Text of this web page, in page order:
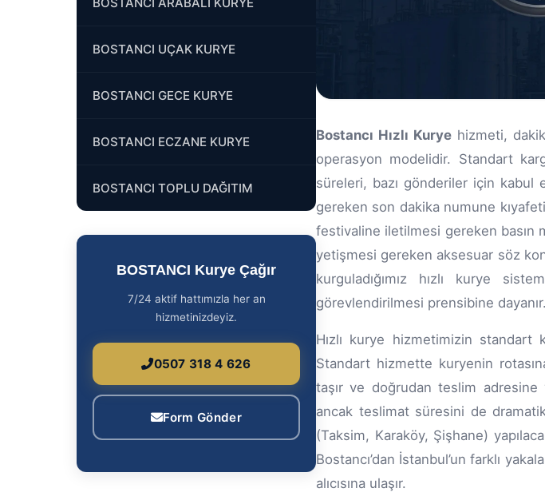
BOSTANCI UÇAK KURYE
BOSTANCI GECE KURYE
BOSTANCI ECZANE KURYE
BOSTANCI TOPLU DAĞITIM
BOSTANCI Kurye Çağır
7/24 aktif hattımızla her an
hizmetinizdeyiz.
0507 318 4 626
Form Gönder
Bostancı Hızlı Kuryehizmeti,
operasyon modelidir. Standart
süreleri, bazı gönderiler için kabul
gereken son dakika numune
festivaline iletilmesi gereken basın
yetişmesi gereken aksesuar söz
kurguladığımız hızlı kurye
görevlendirilmesi prensibine dayanır.
Hızlı kurye hizmetimizin standart
Standart hizmette kuryenin
taşır ve doğrudan teslim
ancak teslimat süresini de
(Taksim, Karaköy, Şişhane)
Bostancı’dan İstanbul’un farklı
alıcısına ulaşır.